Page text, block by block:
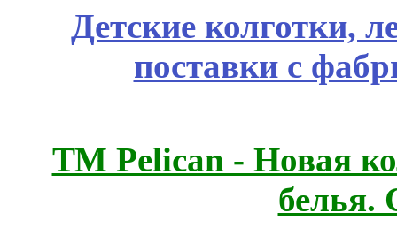
Детские колготки,
поставки с
ТМ Pelican - Новая
белья.